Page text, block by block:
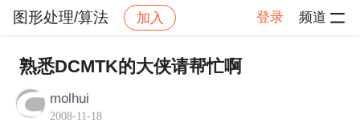
图形处理/算法 加入 登录 频道
社区 图形处理/算法 帖子详情
熟悉DCMTK的大侠请帮忙啊
molhui
2008-11-18